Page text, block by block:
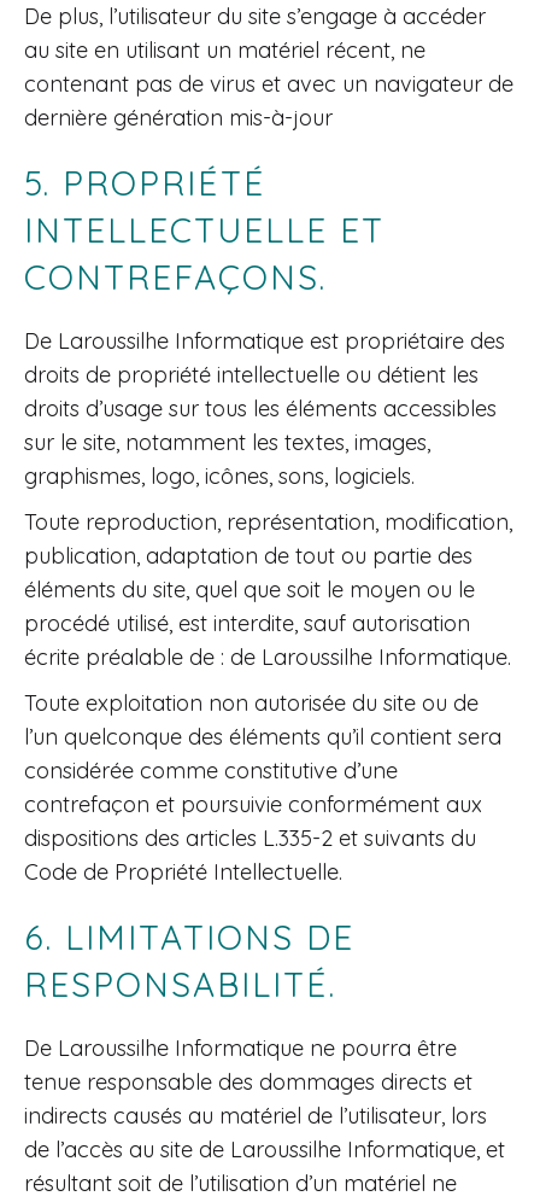
De plus, l’utilisateur du site s’engage à accéder
au site en utilisant un matériel récent, ne
contenant pas de virus et avec un navigateur de
dernière génération mis-à-jour
5. PROPRIÉTÉ
INTELLECTUELLE ET
CONTREFAÇONS.
De Laroussilhe Informatique est propriétaire des
droits de propriété intellectuelle ou détient les
droits d’usage sur tous les éléments accessibles
sur le site, notamment les textes, images,
graphismes, logo, icônes, sons, logiciels.
Toute reproduction, représentation, modification,
publication, adaptation de tout ou partie des
éléments du site, quel que soit le moyen ou le
procédé utilisé, est interdite, sauf autorisation
écrite préalable de : de Laroussilhe Informatique.
Toute exploitation non autorisée du site ou de
l’un quelconque des éléments qu’il contient sera
considérée comme constitutive d’une
contrefaçon et poursuivie conformément aux
dispositions des articles L.335-2 et suivants du
Code de Propriété Intellectuelle.
6. LIMITATIONS DE
RESPONSABILITÉ.
De Laroussilhe Informatique ne pourra être
tenue responsable des dommages directs et
indirects causés au matériel de l’utilisateur, lors
de l’accès au site de Laroussilhe Informatique, et
résultant soit de l’utilisation d’un matériel ne